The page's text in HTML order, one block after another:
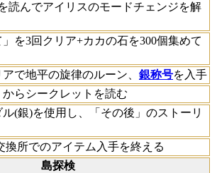
読んでアイリスのモードチェンジを解
」を3回クリア+カカの石を300個集めて
アで地平の旋律のルーン、 銀称号を入手
からシークレットを読む
(銀)を使用し、「その後」のストーリ
換所でのアイテム入手を終える
島探検